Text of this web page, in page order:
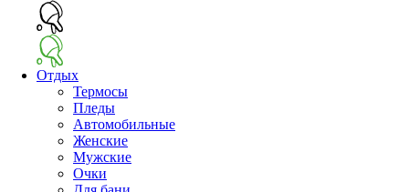
Отдых
Термосы
Пледы
Автомобильные
Женские
Мужские
Очки